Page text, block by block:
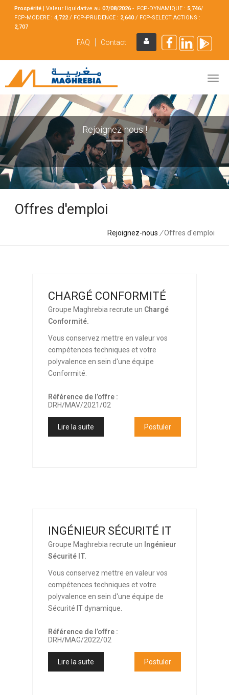
Prospérité | Valeur liquidative au07/08/2026 - FCP-DYNAMIQUE : 5,746/
FCP-MODERE :4,722/ FCP-PRUDENCE : 2,640 / FCP-SELECT ACTIONS :
2,707
FAQ Contact
Rejoignez-nous !
Offres d'emploi
Rejoignez-nous /Offres d'emploi
CHARGÉ CONFORMITÉ
Groupe Maghrebia recrute un Chargé
Conformité.
Vous conservez mettre en valeur vos
compétences techniques et votre
polyvalence en sein d'une équipe
Conformité.
Référence de l’offre :
DRH/MAV/2021/02
Lire la suite Postuler
INGÉNIEUR SÉCURITÉ IT
Groupe Maghrebia recrute un Ingénieur
Sécurité IT.
Vous conservez mettre en valeur vos
compétences techniques et votre
polyvalence en sein d'une équipe de
Sécurité IT dynamique.
Référence de l’offre :
DRH/MAG/2022/02
Lire la suite Postuler